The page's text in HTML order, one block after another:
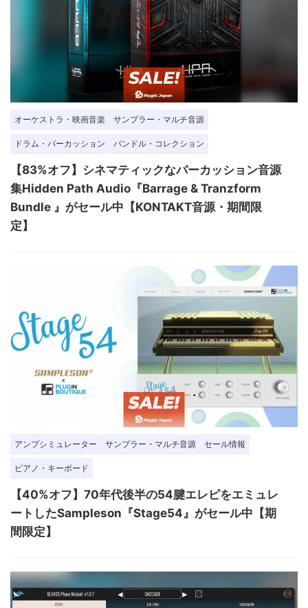
オーケストラ・映画音楽 サンプラー・マルチ音源
ドラム・パーカッション バンドル・コレクション
【83%オフ】シネマティックなパーカッション音源
集Hidden Path Audio『Barrage & Tranzform
Bundle 』がセール中【KONTAKT音源・期間限
定】
アンプシミュレーター サンプラー・マルチ音源 セール情報
ピアノ・キーボード
【40%オフ】70年代後半の54腱エレピをエミュレ
ートしたSampleson『Stage54』がセール中【期
間限定】